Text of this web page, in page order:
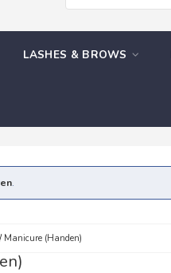
LASHES & BROWS
.
Manicure (Handen)